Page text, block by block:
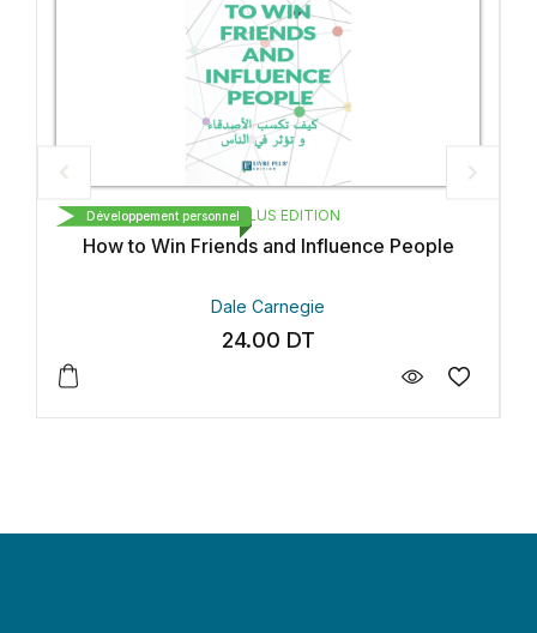
LIVRE PLUS EDITION
Friends and Influence People
personnel